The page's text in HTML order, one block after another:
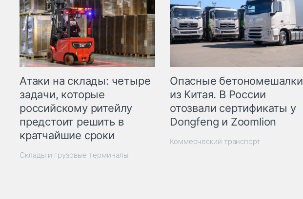
Атаки на склады: четыре
задачи, которые
российскому ритейлу
предстоит решить в
кратчайшие сроки
Склады и грузовые терминалы
Опасные бетономешалки
из Китая. В России
отозвали сертификаты у
Dongfeng и Zoomlion
Коммерческий транспорт